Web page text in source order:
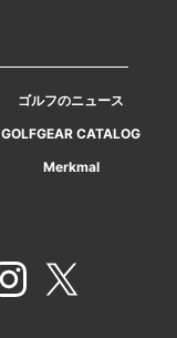
ゴルフのニュース
GOLFGEAR CATALOG
Merkmal